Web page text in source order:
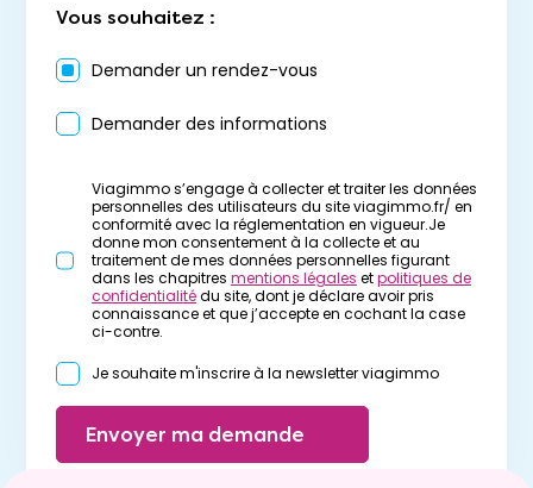
Vous souhaitez :
Demander un rendez-vous
Demander des informations
Viagimmo s’engage à collecter et traiter les données
personnelles des utilisateurs du site viagimmo.fr/ en
conformité avec la réglementation en vigueur.Je
donne mon consentement à la collecte et au
traitement de mes données personnelles figurant
dans les chapitres mentions légales etpolitiques de
confidentialitédu site, dont je déclare avoir pris
connaissance et que j’accepte en cochant la case
ci-contre.
Je souhaite m'inscrire à la newsletter viagimmo
Envoyer ma demande